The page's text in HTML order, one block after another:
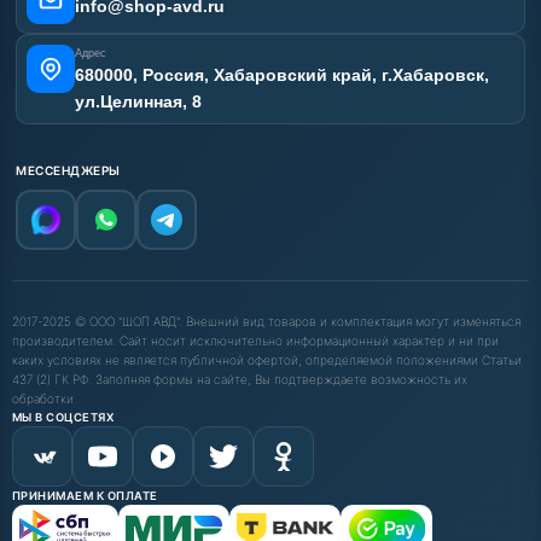
info@shop-avd.ru
Адрес
680000, Россия, Хабаровский край, г.Хабаровск,
ул.Целинная, 8
МЕССЕНДЖЕРЫ
2017-2025 © ООО "ШОП АВД". Внешний вид товаров и комплектация могут изменяться
производителем. Сайт носит исключительно информационный характер и ни при
каких условиях не является публичной офертой, определяемой положениями Статьи
437 (2) ГК РФ. Заполняя формы на сайте, Вы подтверждаете возможность их
обработки.
МЫ В СОЦСЕТЯХ
ПРИНИМАЕМ К ОПЛАТЕ